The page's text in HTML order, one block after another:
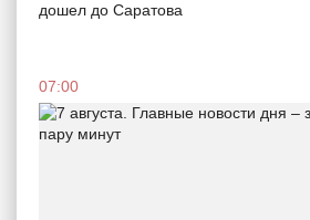
дошел до Саратова
07:00